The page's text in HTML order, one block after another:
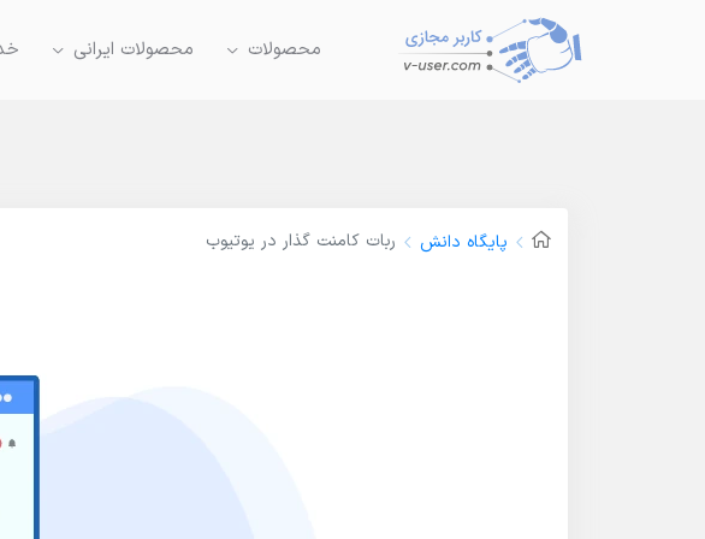
محصولات محصولات ایرانی
پایگاه دانش ربات کامنت گذار در یوتیوب